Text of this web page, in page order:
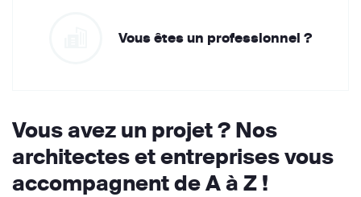
Vous êtes un professionnel ?
Vous avez un projet ? Nos
architectes et entreprises vous
accompagnent de A à Z !